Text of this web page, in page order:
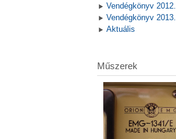
Vendégkönyv 2012.
Vendégkönyv 2013.
Aktuális
Műszerek